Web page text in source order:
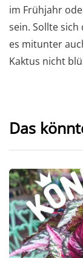
im Frühjahr
sein. Sollte
es mitunter
Kaktus nicht
Das